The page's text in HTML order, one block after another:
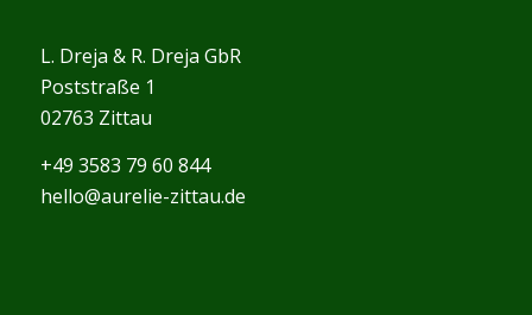
L. Dreja & R. Dreja GbR
Poststraße 1
02763 Zittau
+49 3583 79 60 844
hello@aurelie-zittau.de